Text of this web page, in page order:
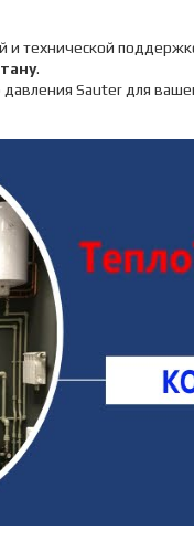
и технической
.
Sauter для